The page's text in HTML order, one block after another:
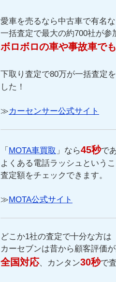
愛車を売るなら中古車で有名な
一括査定で最大の約700社が参
ボロボロの車や事故車で
下取り査定で80万が一括査定
した！
≫カーセンサー公式サイト
「 MOTA車買取 」なら45秒で
よくある電話ラッシュという
査定額をチェックできます。
≫MOTA公式サイト
どこか1社の査定で十分な方は
カーセブンは昔から顧客評価
全国対応、カンタン30秒で